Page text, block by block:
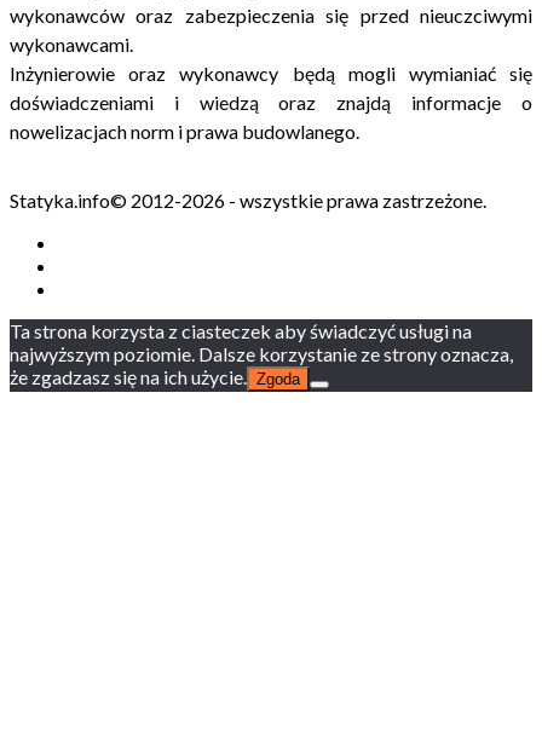
wykonawców oraz zabezpieczenia się przed nieuczciwymi
wykonawcami.
Inżynierowie oraz wykonawcy będą mogli wymianiać się
doświadczeniami i wiedzą oraz znajdą informacje o
nowelizacjach norm i prawa budowlanego.
Statyka.info© 2012-2026 - wszystkie prawa zastrzeżone.
Ta strona korzysta z ciasteczek aby świadczyć usługi na
najwyższym poziomie. Dalsze korzystanie ze strony oznacza,
że zgadzasz się na ich użycie. Zgoda